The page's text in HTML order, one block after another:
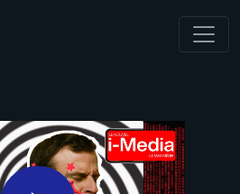
cookies